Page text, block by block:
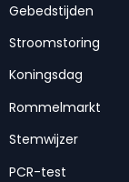
Gebedstijden
Stroomstoring
Koningsdag
Rommelmarkt
Stemwijzer
PCR-test